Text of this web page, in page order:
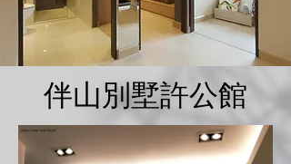
伴山別墅許公館